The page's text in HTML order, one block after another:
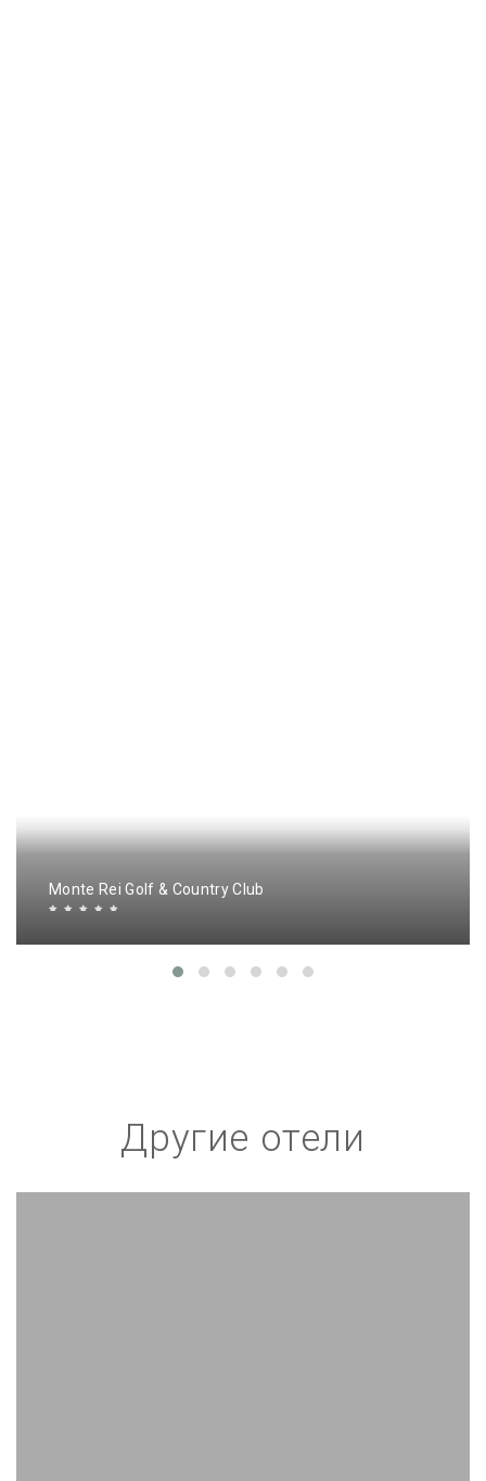
Monte Rei Golf & Country Club
Другие отели